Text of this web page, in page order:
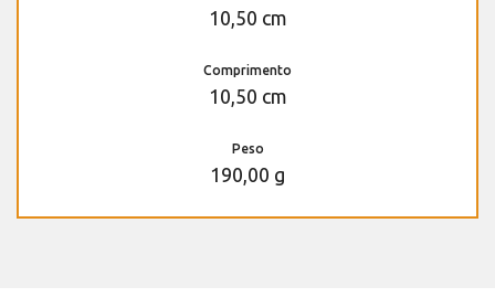
10,50 cm
Comprimento
10,50 cm
Peso
190,00 g